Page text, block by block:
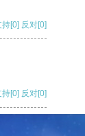
持[0] 反对[0]
持[0] 反对[0]